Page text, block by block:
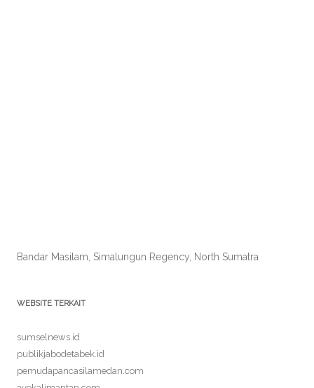
Bandar Masilam, Simalungun Regency, North Sumatra
WEBSITE TERKAIT
sumselnews.id
publikjabodetabek.id
pemudapancasilamedan.com